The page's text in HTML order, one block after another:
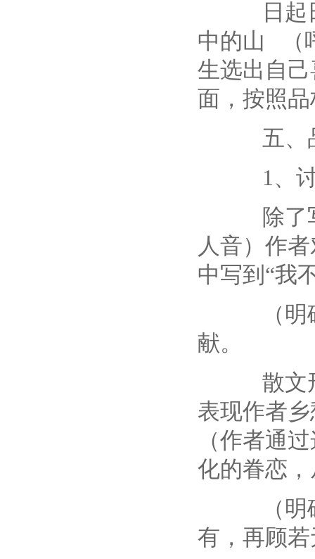
日起日
中的
生选出自
面，按照
五、
1、讨
除了写
人音）作
中写到“我
（明确
献。
散文形
表现作者
（作者通
化的眷恋
（明确
有，再顾